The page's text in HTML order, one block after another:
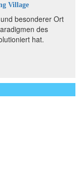
Village
besonderer Ort
des
hat.